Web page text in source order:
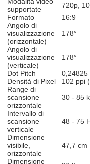
supportate
720p,
Formato
16:9
Angolo di
visualizzazione
(orizzontale)
178°
Angolo di
visualizzazione
(verticale)
178°
Dot Pitch
0,24825
Densità di Pixel
102 ppi
Range di
scansione
orizzontale
30 - 85
Intervallo di
scansione
verticale
48 - 75
Dimensione
visibile,
orizzontale
47,7 cm
Dimensione